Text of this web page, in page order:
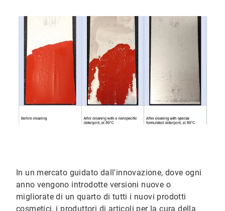
In un mercato guidato dall'innovazione, dove ogni
anno vengono introdotte versioni nuove o
migliorate di un quarto di tutti i nuovi prodotti
cosmetici, i produttori di articoli per la cura della